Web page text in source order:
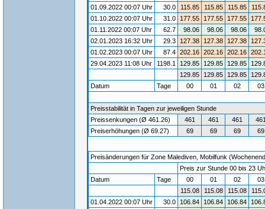
01.09.2022 00:07 Uhr
30.0 115.85 115.85 115.85
01.10.2022 00:07 Uhr
31.0 177.55 177.55 177.55
01.11.2022 00:07 Uhr
62.7 98.06 98.06 98.06
02.01.2023 16:32 Uhr
29.3 127.38 127.38 127.38
01.02.2023 00:07 Uhr
87.4 202.16 202.16 202.16
29.04.2023 11:08 Uhr
1198.1 129.85 129.85 129.85
129.85
129.85 129.85
Datum
Tage 00 01 02
Preisstabilität in Tagen zur jeweiligen Stunde
Preissenkungen (Ø 461.26)
461 461 461
Preiserhöhungen (Ø 69.27)
69 69 69 69
Preisänderungen für Zone Malediven, Mobilfunk
Preis zur Stunde 00 bis 23
Datum
Tage 00 01 02
115.08
115.08 115.08
01.04.2022 00:07 Uhr
30.0 106.84 106.84 106.84